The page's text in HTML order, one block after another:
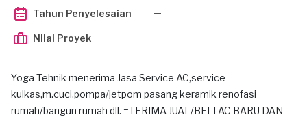
Tahun Penyelesaian —
Nilai Proyek —
Yoga Tehnik menerima Jasa Service AC,service
kulkas,m.cuci,pompa/jetpom pasang keramik renofasi
rumah/bangun rumah dll. =TERIMA JUAL/BELI AC BARU DAN